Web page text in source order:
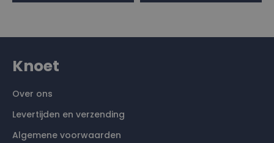
Knoet
Over ons
Levertijden en verzending
Algemene voorwaarden